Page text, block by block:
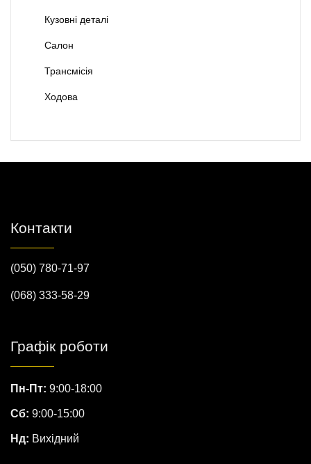
Кузовні деталі
Салон
Трансмісія
Ходова
Контакти
(050) 780-71-97
(068) 333-58-29
Графік роботи
Пн-Пт: 9:00-18:00
Сб: 9:00-15:00
Нд: Вихідний